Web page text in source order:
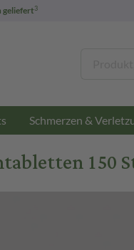
geliefert3
Schmerzen &
150